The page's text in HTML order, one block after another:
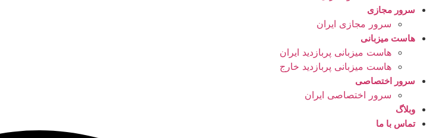
سرور مجازی
سرور مجازی ایران
هاست میزبانی
هاست میزبانی پربازدید ایران
هاست میزبانی پربازدید خارج
سرور اختصاصی
سرور اختصاصی ایران
وبلاگ
تماس با ما